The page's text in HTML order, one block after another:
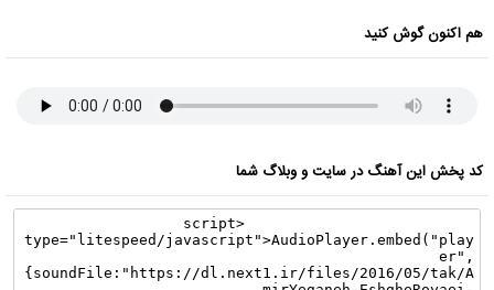
هم اکنون گوش کنید
کد پخش این آهنگ در سایت و وبلاگ شما